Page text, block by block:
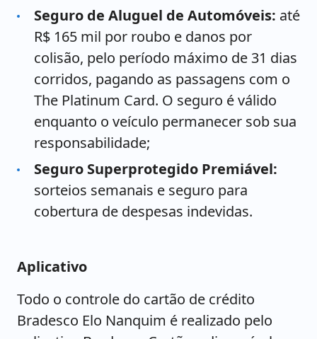
Seguro de Aluguel de Automóveis: até
R$ 165 mil por roubo e danos por
colisão, pelo período máximo de 31 dias
corridos, pagando as passagens com o
The Platinum Card. O seguro é válido
enquanto o veículo permanecer sob sua
responsabilidade;
Seguro Superprotegido Premiável:
sorteios semanais e seguro para
cobertura de despesas indevidas.
Aplicativo
Todo o controle do cartão de crédito
Bradesco Elo Nanquim é realizado pelo